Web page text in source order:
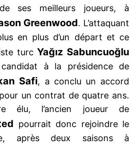
ses meilleurs joueurs, à
Greenwood. L’attaquant
en plus d’un départ et ce
turcYağız Sabuncuoğlu
à la présidence de
Safi, a conclu un accord
un contrat de quatre ans.
élu, l’ancien joueur de
pourrait donc rejoindre le
après deux saisons à